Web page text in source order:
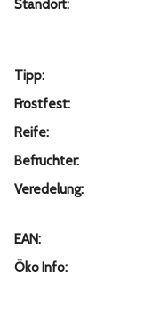
Standort:
Tipp:
Frostfest:
Reife:
Befruchter:
Veredelung:
EAN:
Öko Info: